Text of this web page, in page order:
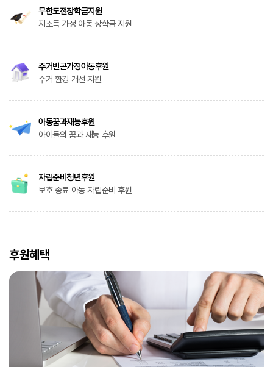
무한도전장학금지원
저소득 가정 아동 장학금 지원
주거빈곤가정아동후원
주거 환경 개선 지원
아동꿈과재능후원
아이들의 꿈과 재능 후원
자립준비청년후원
보호 종료 아동 자립준비 후원
후원혜택